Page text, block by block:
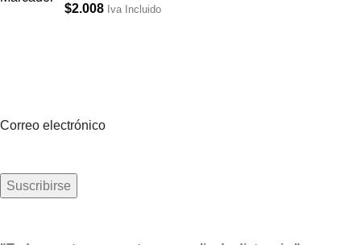
$2.008 Iva Incluido
Correo electrónico